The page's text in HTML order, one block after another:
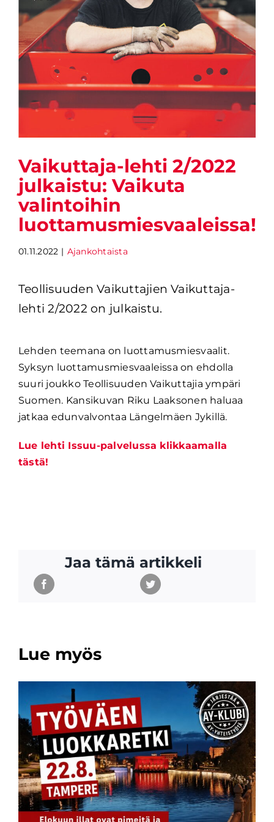
Vaikuttaja-lehti 2/2022
julkaistu: Vaikuta
valintoihin
luottamusmiesvaaleissa!
01.11.2022 | Ajankohtaista
Teollisuuden Vaikuttajien Vaikuttaja-
lehti 2/2022 on julkaistu.
Lehden teemana on luottamusmiesvaalit.
Syksyn luottamusmiesvaaleissa on ehdolla
suuri joukko Teollisuuden Vaikuttajia ympäri
Suomen. Kansikuvan Riku Laaksonen haluaa
jatkaa edunvalvontaa Längelmäen Jykillä.
Lue lehti Issuu-palvelussa klikkaamalla
tästä!
Jaa tämä artikkeli
Lue myös